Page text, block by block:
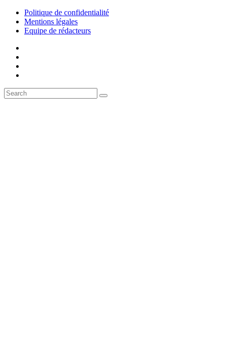
Politique de confidentialité
Mentions légales
Equipe de rédacteurs